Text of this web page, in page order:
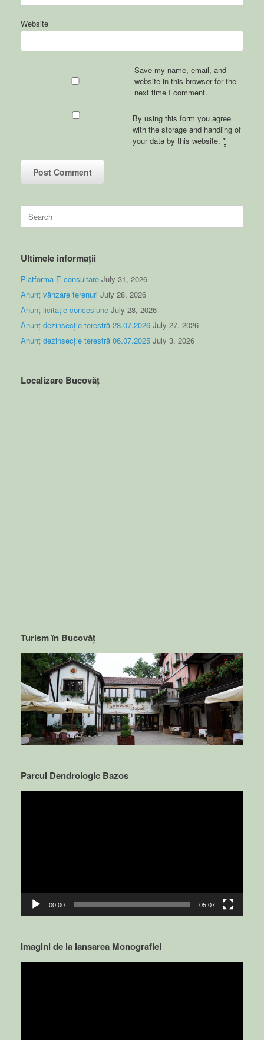
Website
Save my name, email, and
website in this browser for the
next time I comment.
By using this form you agree
with the storage and handling of
your data by this website. *
Search
for:
Ultimele informații
Platforma E-consultare July 31, 2026
Anunț vânzare terenuri July 28, 2026
Anunț licitație concesiune July 28, 2026
Anunț dezinsecție terestră 28.07.2026 July 27, 2026
Anunț dezinsecție terestră 06.07.2025 July 3, 2026
Localizare Bucovăț
Turism în Bucovăț
Parcul Dendrologic Bazos
00:00 05:07
Imagini de la lansarea Monografiei